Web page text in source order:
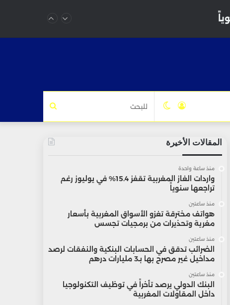
للبحث الوضعتسجيل
المقالات الأخيرة
منذ ساعة واحدة
واردات الغاز المغربية تقفز 15.4% في يوليوز رغم
تراجعها سنوياً
منذ ساعتين
هواتف مخترقة تغزو الأسواق المغربية بأسعار
مغرية وتحذيرات من برمجيات تجسس
منذ ساعتين
الضرائب تدقق في الحسابات البنكية والنفقات لرصد
مداخيل غير مصرح بها بـ3 مليارات درهم
منذ ساعتين
البنك الدولي يرصد تأخراً في توظيف التكنولوجيا
داخل المقاولات المغربية